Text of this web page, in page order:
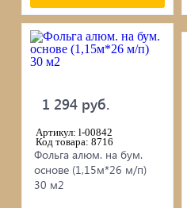
ПрофКрепеж
Пропитки для дерева
Печи для бани, отопления,
сопутствующие товары
Брусчатка/Тротуарная
Купели и бассейны из
1 294 руб.
Артикул: l-00842
Код товара: 8716
Фольга алюм. на бум.
основе (1,15м*26 м/п)
30 м2